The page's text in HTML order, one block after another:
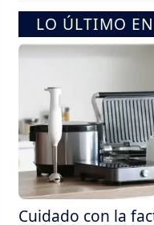
LO ÚLTIMO
Cuidado con la